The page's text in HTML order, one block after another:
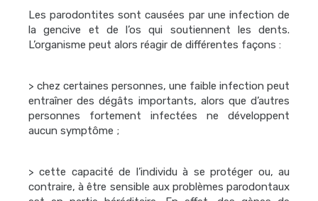
Les parodontites sont causées par une infection de
la gencive et de l’os qui soutiennent les dents.
L’organisme peut alors réagir de différentes façons :
> chez certaines personnes, une faible infection peut
entraîner des dégâts importants, alors que d’autres
personnes fortement infectées ne développent
aucun symptôme ;
> cette capacité de l’individu à se protéger ou, au
contraire, à être sensible aux problèmes parodontaux